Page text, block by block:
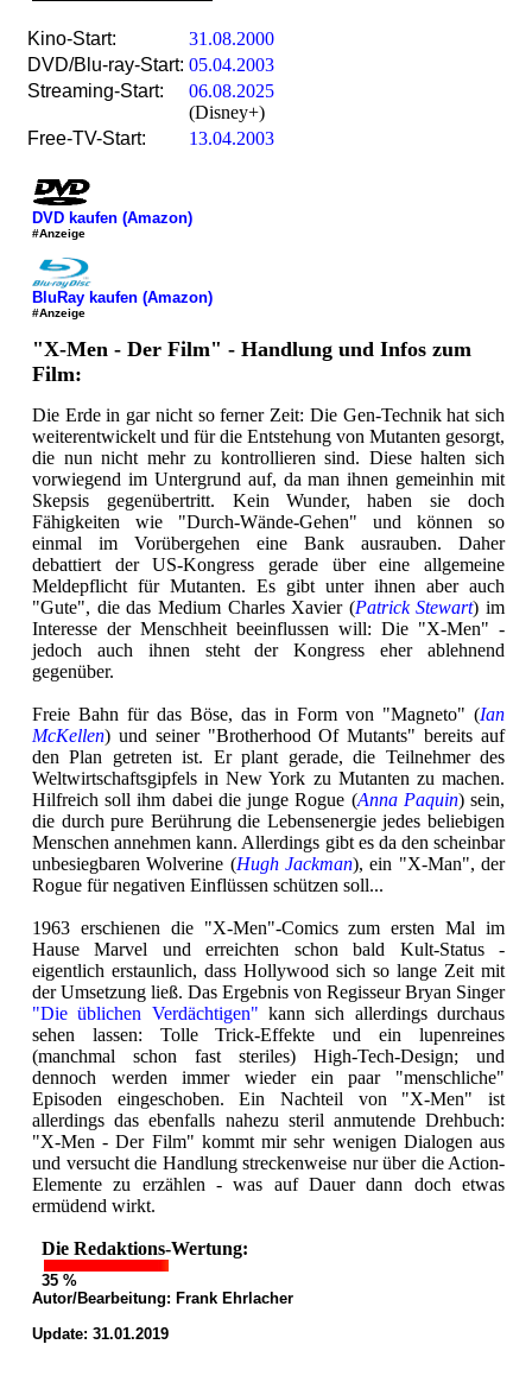
Kino-Start:
31.08.2000
DVD/Blu-ray-Start: 05.04.2003
Streaming-Start:
06.08.2025
(Disney+)
Free-TV-Start:
13.04.2003
DVD kaufen (Amazon)
#Anzeige
BluRay kaufen (Amazon)
#Anzeige
"X-Men - Der Film" - Handlung und Infos zum
Film:
Die Erde in gar nicht so ferner Zeit: Die Gen-Technik hat sich
weiterentwickelt und für die Entstehung von Mutanten gesorgt,
die nun nicht mehr zu kontrollieren sind. Diese halten sich
vorwiegend im Untergrund auf, da man ihnen gemeinhin mit
Skepsis gegenübertritt. Kein Wunder, haben sie doch
Fähigkeiten wie "Durch-Wände-Gehen" und können so
einmal im Vorübergehen eine Bank ausrauben. Daher
debattiert der US-Kongress gerade über eine allgemeine
Meldepflicht für Mutanten. Es gibt unter ihnen aber auch
"Gute", die das Medium Charles Xavier (Patrick Stewart) im
Interesse der Menschheit beeinflussen will: Die "X-Men" -
jedoch auch ihnen steht der Kongress eher ablehnend
gegenüber.
Freie Bahn für das Böse, das in Form von "Magneto" (Ian
McKellen) und seiner "Brotherhood Of Mutants" bereits auf
den Plan getreten ist. Er plant gerade, die Teilnehmer des
Weltwirtschaftsgipfels in New York zu Mutanten zu machen.
Hilfreich soll ihm dabei die junge Rogue (Anna Paquin) sein,
die durch pure Berührung die Lebensenergie jedes beliebigen
Menschen annehmen kann. Allerdings gibt es da den scheinbar
unbesiegbaren Wolverine (Hugh Jackman), ein "X-Man", der
Rogue für negativen Einflüssen schützen soll...
1963 erschienen die "X-Men"-Comics zum ersten Mal im
Hause Marvel und erreichten schon bald Kult-Status -
eigentlich erstaunlich, dass Hollywood sich so lange Zeit mit
der Umsetzung ließ. Das Ergebnis von Regisseur Bryan Singer
"Die üblichen Verdächtigen" kann sich allerdings durchaus
sehen lassen: Tolle Trick-Effekte und ein lupenreines
(manchmal schon fast steriles) High-Tech-Design; und
dennoch werden immer wieder ein paar "menschliche"
Episoden eingeschoben. Ein Nachteil von "X-Men" ist
allerdings das ebenfalls nahezu steril anmutende Drehbuch:
"X-Men - Der Film" kommt mir sehr wenigen Dialogen aus
und versucht die Handlung streckenweise nur über die Action-
Elemente zu erzählen - was auf Dauer dann doch etwas
ermüdend wirkt.
Die Redaktions-Wertung:
35 %
Autor/Bearbeitung: Frank Ehrlacher
Update: 31.01.2019